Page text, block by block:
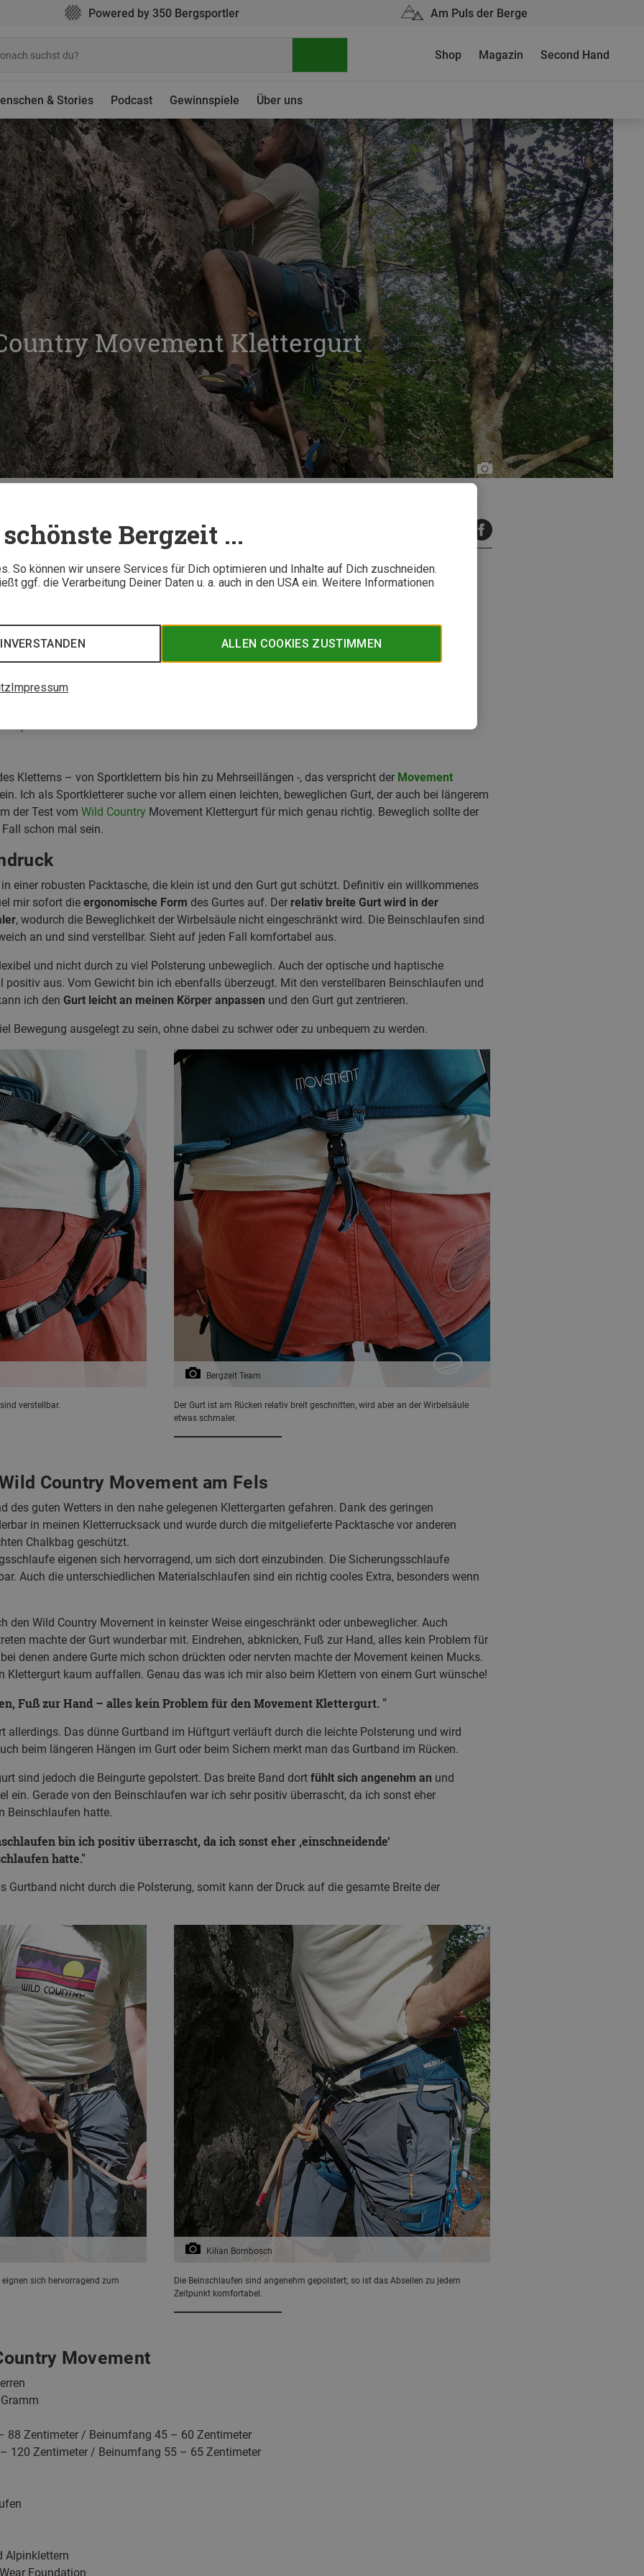
Bergzeit ...
So können wir unsere Services für Dich optimieren und Inhalte auf Dich zuschneiden.
ggf. die Verarbeitung Deiner Daten u. a. auch in den USA ein. Weitere Informationen
ALLEN COOKIES ZUSTIMMEN
Impressum
Powered by 350 Bergsportler Am Puls der Berge
& Stories Podcast Gewinnspiele Über uns
Shop Magazin Second Hand
Movement Klettergurt
Kilian
Bombosch
vielseitigem Klettergurt? Kilian Bombosch aus dem Bergzeit Team hat den Allround-
für Dich getestet. Sein Fazit über den Klettergurt kannst Du hier nachlesen!
Movement
Kletterns – von Sportklettern bis hin zu Mehrseillängen -, das verspricht der Movement
Ich als Sportkletterer suche vor allem einen leichten, beweglichen Gurt, der auch bei längerem
der Test vom Wild Country Movement Klettergurt für mich genau richtig. Beweglich sollte der
schon mal sein.
einer robusten Packtasche, die klein ist und den Gurt gut schützt. Definitiv ein willkommenes
mir sofort die ergonomische Form des Gurtes auf. Der relativ breite Gurt wird in der
, wodurch die Beweglichkeit der Wirbelsäule nicht eingeschränkt wird. Die Beinschlaufen sind
an und sind verstellbar. Sieht auf jeden Fall komfortabel aus.
und nicht durch zu viel Polsterung unbeweglich. Auch der optische und haptische
aus. Vom Gewicht bin ich ebenfalls überzeugt. Mit den verstellbaren Beinschlaufen und
ich den Gurt leicht an meinen Körper anpassen und den Gurt gut zentrieren.
Bewegung ausgelegt zu sein, ohne dabei zu schwer oder zu unbequem zu werden.
verstellbar.
Bergzeit Team
Der Gurt ist am Rücken relativ breit geschnitten, wird aber an der Wirbelsäule
etwas schmaler.
Country Movement am Fels
des guten Wetters in den nahe gelegenen Klettergarten gefahren. Dank des geringen
in meinen Kletterrucksack und wurde durch die mitgelieferte Packtasche vor anderen
Chalkbag geschützt.
eigenen sich hervorragend, um sich dort einzubinden. Die Sicherungsschlaufe
Auch die unterschiedlichen Materialschlaufen sind ein richtig cooles Extra, besonders wenn
den Wild Country Movement in keinster Weise eingeschränkt oder unbeweglicher. Auch
machte der Gurt wunderbar mit. Eindrehen, abknicken, Fuß zur Hand, alles kein Problem für
denen andere Gurte mich schon drückten oder nervten machte der Movement keinen Mucks.
Klettergurt kaum auffallen. Genau das was ich mir also beim Klettern von einem Gurt wünsche!
Fuß zur Hand – alles kein Problem für den Movement Klettergurt.
allerdings. Das dünne Gurtband im Hüftgurt verläuft durch die leichte Polsterung und wird
beim längeren Hängen im Gurt oder beim Sichern merkt man das Gurtband im Rücken.
sind jedoch die Beingurte gepolstert. Das breite Band dort fühlt sich angenehm an und
ein. Gerade von den Beinschlaufen war ich sehr positiv überrascht, da ich sonst eher
Beinschlaufen hatte.
bin ich positiv überrascht, da ich sonst eher ‚einschneidende‘
hatte.
Gurtband nicht durch die Polsterung, somit kann der Druck auf die gesamte Breite der
sich hervorragend zum
Kilian Bombosch
Die Beinschlaufen sind angenehm gepolstert; so ist das Abseilen zu jedem
Zeitpunkt komfortabel.
Movement
88 Zentimeter / Beinumfang 45 – 60 Zentimeter
120 Zentimeter / Beinumfang 55 – 65 Zentimeter
Alpinklettern
Foundation